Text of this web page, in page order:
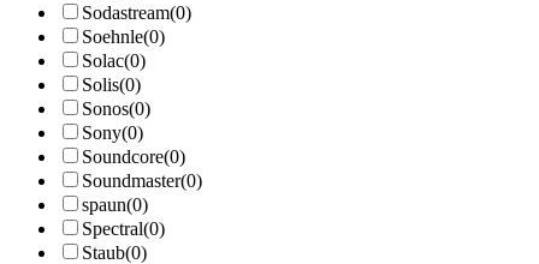
Sodastream(0)
Soehnle(0)
Solac(0)
Solis(0)
Sonos(0)
Sony(0)
Soundcore(0)
Soundmaster(0)
spaun(0)
Spectral(0)
Staub(0)